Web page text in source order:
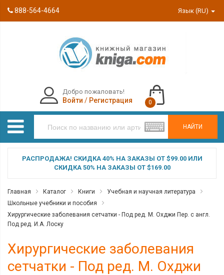
888-564-4664 Язык (RU)
НАЙТИ
Добро пожаловать!
Войти / Регистрация 0
РАСПРОДАЖА! СКИДКА 40% НА ЗАКАЗЫ ОТ $99.00 ИЛИ
СКИДКА 50% НА ЗАКАЗЫ ОТ $169.00
Главная Каталог Книги
Учебная и научная литература
Школьные учебники и пособия
Хирургические заболевания сетчатки - Под ред. М. Охджи Пер. с англ.
Под ред. И.А. Лоску
Хирургические заболевания
сетчатки - Под ред. М. Охджи